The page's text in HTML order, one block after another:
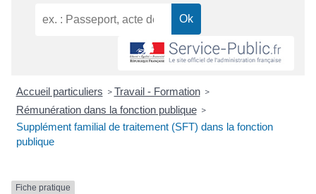
Accueil particuliers > Travail - Formation >
Rémunération dans la fonction publique >
Supplément familial de traitement (SFT) dans la fonction
publique
Fiche pratique